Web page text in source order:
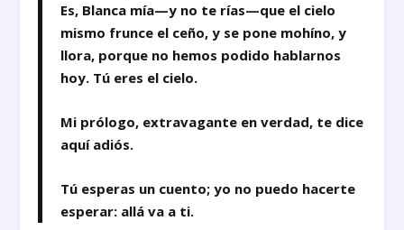
Es, Blanca mía—y no te rías—que el cielo
mismo frunce el ceño, y se pone mohíno, y
llora, porque no hemos podido hablarnos
hoy. Tú eres el cielo.
Mi prólogo, extravagante en verdad, te dice
aquí adiós.
Tú esperas un cuento; yo no puedo hacerte
esperar: allá va a ti.